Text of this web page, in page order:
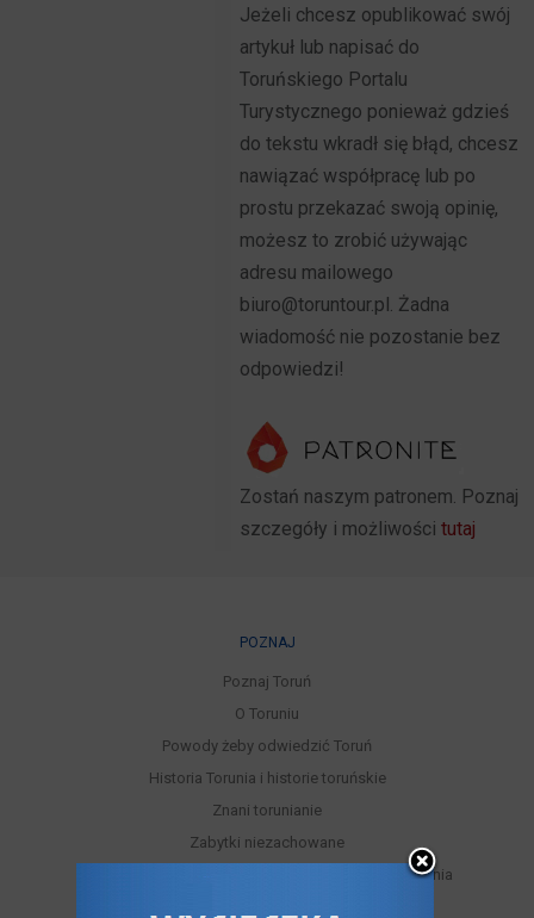
Jeżeli chcesz opublikować swój
artykuł lub napisać do
Toruńskiego Portalu
Turystycznego ponieważ gdzieś
do tekstu wkradł się błąd, chcesz
nawiązać współpracę lub po
prostu przekazać swoją opinię,
możesz to zrobić używając
adresu mailowego
biuro@toruntour.pl. Żadna
wiadomość nie pozostanie bez
odpowiedzi!
Zostań naszym patronem. Poznaj
szczegóły i możliwości tutaj
POZNAJ
Poznaj Toruń
O Toruniu
Powody żeby odwiedzić Toruń
Historia Torunia i historie toruńskie
Znani torunianie
Zabytki niezachowane
Miejskie trasy turystyczne samodzielnego zwiedzania